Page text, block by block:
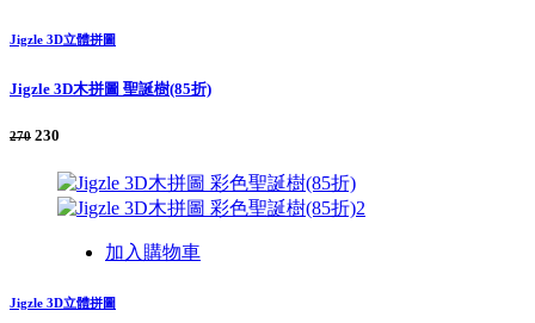
Jigzle 3D立體拼圖
Jigzle 3D木拼圖 聖誕樹(85折)
270 230
加入購物車
Jigzle 3D立體拼圖